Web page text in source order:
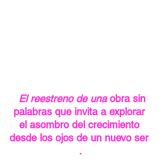
El reestreno de una obra sin
palabras que invita a explorar
el asombro del crecimiento
desde los ojos de un nuevo ser
.